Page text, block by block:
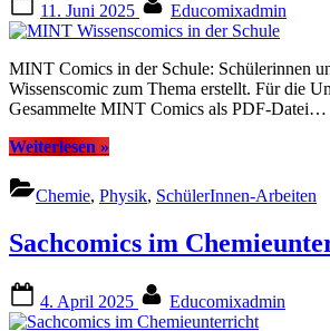
on
11. Juni 2025 Educomixadmin
MINT Comics in der Schule: Schülerinnen
Wissenscomic zum Thema erstellt. Für die
Gesammelte MINT Comics als PDF-Datei…
Weiterlesen “MINT
in
der
»
Chemie, Physik, SchülerInnen-Arbeiten
Sachcomics im
on
4. April 2025 Educomixadmin